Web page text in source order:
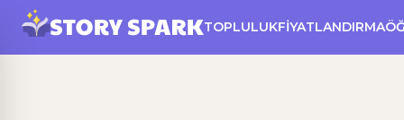
TOPLULUKFIYATLANDIRMA